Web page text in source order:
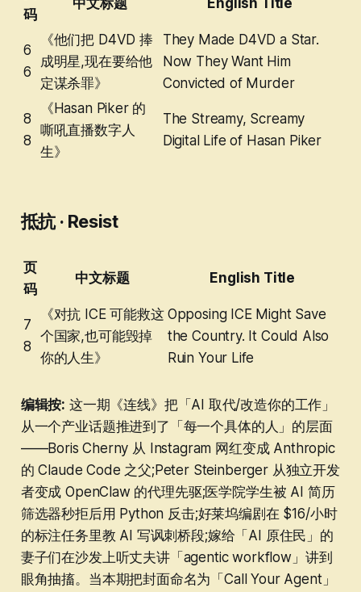
码
中文标题 English Title
6
6
《他们把 D4VD 捧
成明星,现在要给他
定谋杀罪》
They Made D4VD a Star.
Now They Want Him
Convicted of Murder
8
8
《Hasan Piker 的
嘶吼直播数字人
生》
The Streamy, Screamy
Digital Life of Hasan Piker
抵抗 · Resist
页
码
中文标题 English Title
7
8
《对抗 ICE 可能救这
个国家,也可能毁掉
你的人生》
Opposing ICE Might Save
the Country. It Could Also
Ruin Your Life
编辑按: 这一期《连线》把「AI 取代/改造你的工作」
从一个产业话题推进到了「每一个具体的人」的层面
——Boris Cherny 从 Instagram 网红变成 Anthropic
的 Claude Code 之父;Peter Steinberger 从独立开发
者变成 OpenClaw 的代理先驱;医学院学生被 AI 简历
筛选器秒拒后用 Python 反击;好莱坞编剧在 $16/小时
的标注任务里教 AI 写讽刺桥段;嫁给「AI 原住民」的
妻子们在沙发上听丈夫讲「agentic workflow」讲到
眼角抽搐。当本期把封面命名为「Call Your Agent」